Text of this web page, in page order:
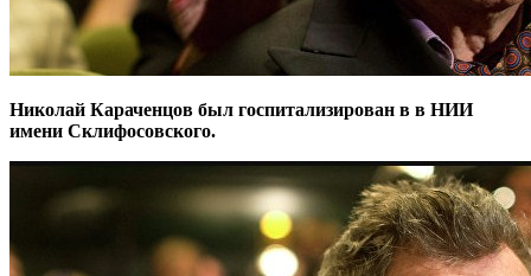
Николай Караченцов был госпитализирован в в НИИ
имени Склифосовского.